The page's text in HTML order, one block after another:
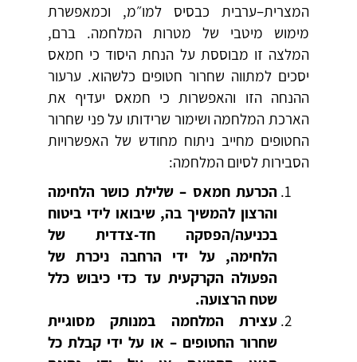
המצרית–ערבית כבסיס למו״מ, וכמאפשרת
מימוש מיטבי של מטרות המלחמה. ברם,
המלצה זו מבוססת על הנחת היסוד כי חמאס
יסכים למתווה שחרור חטופים כלשהוא. ערעור
ההנחה הזו והאפשרות כי חמאס יעדיף את
הארכת המלחמה ושימור שרידותו על פני שחרור
החטופים מחייב ניתוח מחודש של האפשרויות
הסבירות לסיום המלחמה:
הכרעת חמאס – שלילת כושר הלחימה
והרצון להמשיך בה, שיבואו לידי ביטוח
בכניעה/הפסקה חד-צדדית של
הלחימה, על ידי הרחבה ניכרת של
הפעולה הקרקעית עד כדי כיבוש כלל
שטח הרצועה.
עצירת המלחמה במנותק מסוגיית
שחרור החטופים – או על ידי קבלת כל